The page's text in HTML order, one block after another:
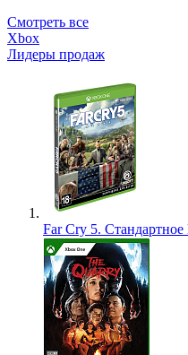
Смотреть все
Xbox
Лидеры продаж
Far Cry 5.